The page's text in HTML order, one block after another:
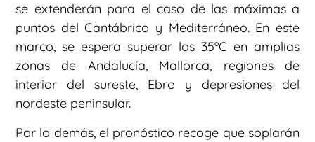
se extenderán para el caso de las máximas a
puntos del Cantábrico y Mediterráneo. En este
marco, se espera superar los 35ºC en amplias
zonas de Andalucía, Mallorca, regiones de
interior del sureste, Ebro y depresiones del
nordeste peninsular.
Por lo demás, el pronóstico recoge que soplarán